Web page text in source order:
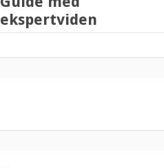
ekspertviden